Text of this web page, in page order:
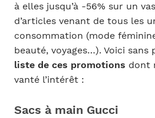
à elles jusqu’à -56% sur un
d’articles venant de tous les
consommation (mode
beauté, voyages…). Voici sans
liste de ces promotions dont
vanté l’intérêt :
Sacs à main Gucci